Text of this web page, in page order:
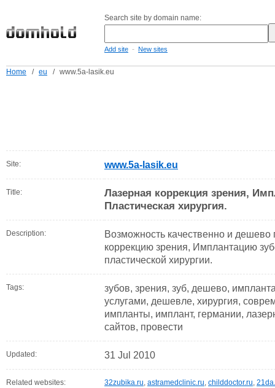
Search site by domain name:
Add site - New sites
Home / eu / www.5a-lasik.eu
Site: www.5a-lasik.eu
Title:
Лазерная коррекция зрения,
Пластическая хирургия.
Description:
Возможность качественно и дешево
коррекцию зрения, Имплантацию
пластической хирургии.
Tags:
зубов, зрения, зуб, дешево,
услугами, дешевле, хирургия,
импланты, имплант, германии,
сайтов, провести
Updated: 31 Jul 2010
Related websites: 32zubika.ru, astramedclinic.ru, childdoctor.ru,